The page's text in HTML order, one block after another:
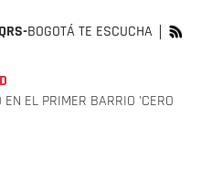
BOGOTÁ TE ESCUCHA
EL PRIMER BARRIO 'CERO